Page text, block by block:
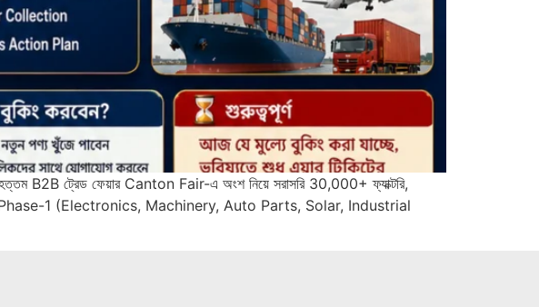
B2B ট্রেড ফেয়ার Canton Fair-এ অংশ নিয়ে সরাসরি 30,000+ ফ্যাক্টরি,
1 (Electronics, Machinery, Auto Parts, Solar, Industrial